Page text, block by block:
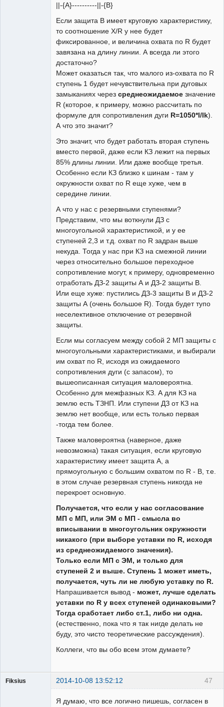
||-{A}----------||-{B}
Если защита В имеет круговую характеристику,
то соотношение Х/R у нее будет
фиксированное, и величина охвата по R будет
завязана на длину линии. А всегда ли этого
достаточно?
Может оказаться так, что малого из-охвата по R
ступень 1 будет нечувствительна при дуговых
замыканиях через среднеожидаемое значение
R (которое, к примеру, можно рассчитать по
формуле для сопротивления дуги R=1050*l/Ik).
А что это значит?
Это значит, что будет работать вторая ступень
вместо первой, даже если КЗ лежит на первых
85% длины линии. Или даже вообще третья.
Особенно если КЗ близко к шинам - там у
окружности охват по R еще хуже, чем в
середине линии.
А что у нас с резервными ступенями?
Представим, что мы воткнули ДЗ с
многоугольной характеристикой, и у ее
ступеней 2,3 и т.д. охват по R задран выше
некуда. Тогда у нас при КЗ на смежной линии
через относительно большое переходное
сопротивление могут, к примеру, одновременно
отработать ДЗ-2 защиты А и ДЗ-2 защиты В.
Или еще хуже: пустились ДЗ-3 защиты В и ДЗ-2
защиты А (очень большое R). Тогда будет тупо
неселективное отключение от резервной
защиты.
Если мы согласуем между собой 2 МП защиты с
многоугольными характеристиками, и выбирали
им охват по R, исходя из ожидаемого
сопротивления дуги (с запасом), то
вышеописанная ситуация маловероятна.
Особенно для межфазных КЗ. А для КЗ на
землю есть ТЗНП. Или ступени ДЗ от КЗ на
землю нет вообще, или есть только первая
-тогда тем более.
Также маловероятна (наверное, даже
невозможна) такая ситуация, если круговую
характеристику имеет защита А, а
прямоугольную с большим охватом по R - В, т.е.
в этом случае резервная ступень никогда не
перекроет основную.
Получается, что если у нас согласование
МП с МП, или ЭМ с МП - смысла во
вписывании в многоугольник окружности
никакого (при выборе уставки по R, исходя
из среднеожидаемого значения).
Только если МП с ЭМ, и только для
ступеней 2 и выше. Ступень 1 может иметь,
получается, чуть ли не любую уставку по R.
Напрашивается вывод - может, лучше сделать
уставки по R у всех ступеней одинаковыми?
Тогда сработает либо ст.1, либо ни одна.
(естественно, пока что я так нигде делать не
буду, это чисто теоретические рассуждения).
Коллеги, что вы обо всем этом думаете?
47
Fiksius 2014-10-08 13:52:12
Я думаю, что все логично пишешь, согласен в